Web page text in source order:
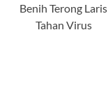
Benih Terong Laris
Tahan Virus